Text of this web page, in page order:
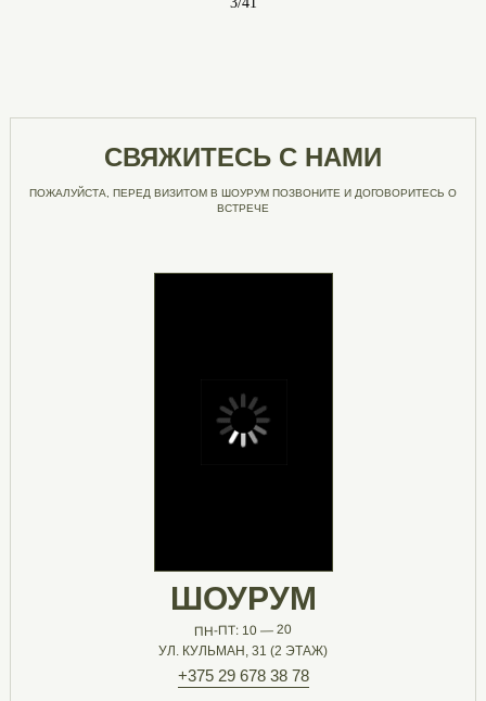
ШОУРУМ
ПОЖАЛУЙСТА, ПЕРЕД ВИЗИТОМ В ШОУРУМ ПОЗВОНИТЕ И ДОГОВОРИТЕСЬ О
ВСТРЕЧЕ
ПН-ПТ: 10 — 20
УЛ. КУЛЬМАН, 31 (2 ЭТАЖ)
+375 29 678 38 78
СВЯЖИТЕСЬ С НАМИ